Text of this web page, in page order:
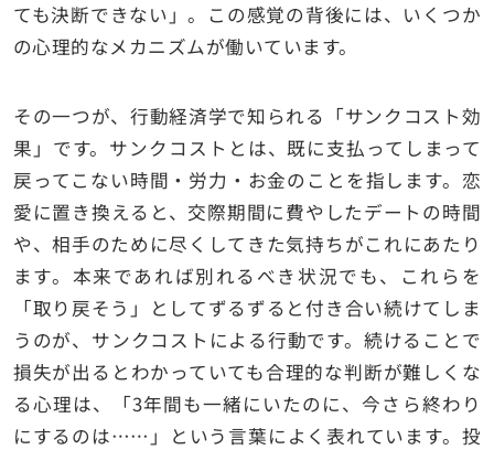
ても決断できない」。この感覚の背後には、いくつか
の心理的なメカニズムが働いています。
その一つが、行動経済学で知られる「サンクコスト効
果」です。サンクコストとは、既に支払ってしまって
戻ってこない時間・労力・お金のことを指します。恋
愛に置き換えると、交際期間に費やしたデートの時間
や、相手のために尽くしてきた気持ちがこれにあたり
ます。本来であれば別れるべき状況でも、これらを
「取り戻そう」としてずるずると付き合い続けてしま
うのが、サンクコストによる行動です。続けることで
損失が出るとわかっていても合理的な判断が難しくな
る心理は、「3年間も一緒にいたのに、今さら終わり
にするのは……」という言葉によく表れています。投